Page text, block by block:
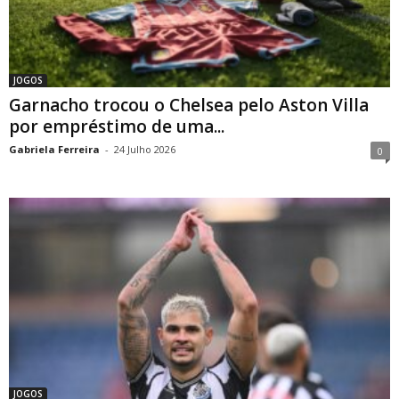
JOGOS
Garnacho trocou o Chelsea pelo Aston Villa
por empréstimo de uma...
Gabriela Ferreira - 24 Julho 2026 0
JOGOS